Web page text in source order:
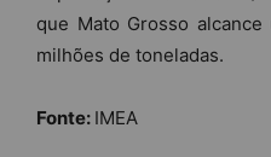
que Mato Grosso
milhões de toneladas.
Fonte: IMEA